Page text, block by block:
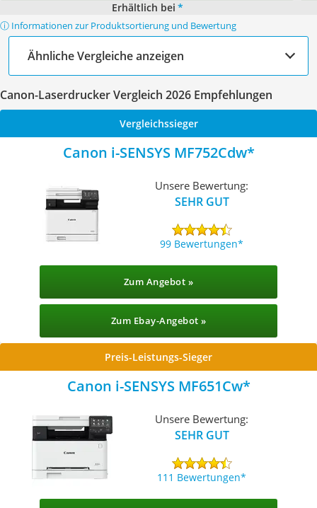
Erhältlich bei *
ⓘ Informationen zur Produktsortierung und Bewertung
Ähnliche Vergleiche anzeigen
Canon-Laserdrucker Vergleich 2026 Empfehlungen
Vergleichssieger
Canon i-SENSYS MF752Cdw
Unsere Bewertung:
SEHR GUT
99 Bewertungen
Zum Angebot »
Zum Ebay-Angebot »
Preis-Leistungs-Sieger
Canon i-SENSYS MF651Cw
Unsere Bewertung:
SEHR GUT
111 Bewertungen